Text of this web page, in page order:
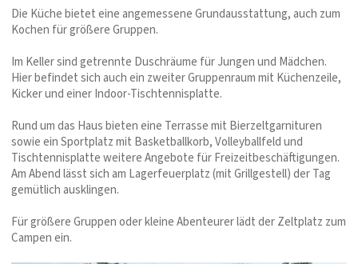
Die Küche bietet eine angemessene Grundausstattung, auch zum
Kochen für größere Gruppen.
Im Keller sind getrennte Duschräume für Jungen und Mädchen.
Hier befindet sich auch ein zweiter Gruppenraum mit Küchenzeile,
Kicker und einer Indoor-Tischtennisplatte.
Rund um das Haus bieten eine Terrasse mit Bierzeltgarnituren
sowie ein Sportplatz mit Basketballkorb, Volleyballfeld und
Tischtennisplatte weitere Angebote für Freizeitbeschäftigungen.
Am Abend lässt sich am Lagerfeuerplatz (mit Grillgestell) der Tag
gemütlich ausklingen.
Für größere Gruppen oder kleine Abenteurer lädt der Zeltplatz zum
Campen ein.